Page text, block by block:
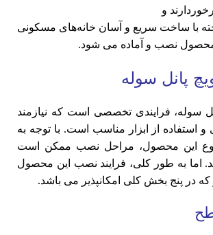
و
با ساخت سریع و آسان خانه‌های مسکونی
محصول نصب و آماده می شود.
پانل سوله
سوله، فرایندی تخصصی است که نیازمند
استفاده از ابزار مناسب است. با توجه به
نوع این محصول، مراحل نصب ممکن است
اما به طور کلی، فرایند نصب این محصول
در پنج بخش کلی امکانپذیر می باشد.